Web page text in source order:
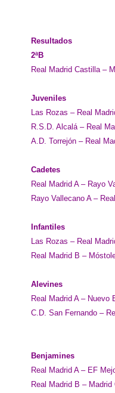
Resultados
2ªB
Real Madrid Castilla
Juveniles
Las Rozas – Real
R.S.D. Alcalá – Real
A.D. Torrejón – Real
Cadetes
Real Madrid A – Rayo
Rayo Vallecano A –
Infantiles
Las Rozas – Real
Real Madrid B –
Alevines
Real Madrid A –
C.D. San Fernando –
Benjamines
Real Madrid A – EF
Real Madrid B –